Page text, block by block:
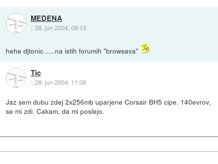
MEDENA
::28. jun 2004, 09:13
hehe djtonic .....na istih forumih "browsava"
Tic
::28. jun 2004, 11:08
Jaz sem dubu zdej 2x256mb uparjene Corsair BH5 cipe. 140evrov,
se mi zdi. Cakam, da mi poslejo.